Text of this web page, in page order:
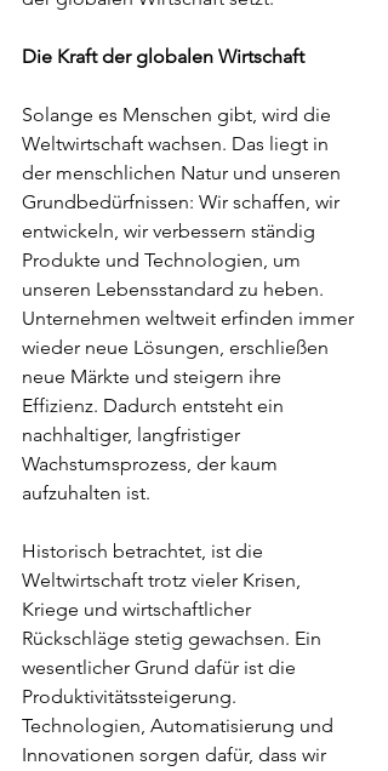
Die Kraft der globalen Wirtschaft
Solange es Menschen gibt, wird die
Weltwirtschaft wachsen. Das liegt in
der menschlichen Natur und unseren
Grundbedürfnissen: Wir schaffen, wir
entwickeln, wir verbessern ständig
Produkte und Technologien, um
unseren Lebensstandard zu heben.
Unternehmen weltweit erfinden immer
wieder neue Lösungen, erschließen
neue Märkte und steigern ihre
Effizienz. Dadurch entsteht ein
nachhaltiger, langfristiger
Wachstumsprozess, der kaum
aufzuhalten ist.
Historisch betrachtet, ist die
Weltwirtschaft trotz vieler Krisen,
Kriege und wirtschaftlicher
Rückschläge stetig gewachsen. Ein
wesentlicher Grund dafür ist die
Produktivitätssteigerung.
Technologien, Automatisierung und
Innovationen sorgen dafür, dass wir